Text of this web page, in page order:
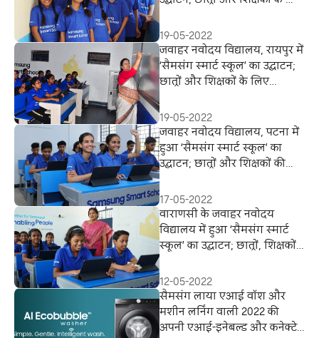
लर्निंग इकोसिस्टम
19-05-2022
जवाहर नवोदय विद्यालय, रायपुर में
‘सैमसंग स्मार्ट स्कूल’ का उद्घाटन;
छात्रों और शिक्षकों के लिए
मजबूती
19-05-2022
जवाहर नवोदय विद्यालय, पटना में
हुआ ‘सैमसंग स्मार्ट स्कूल’ का
उद्घाटन; छात्रों और शिक्षकों की
फोकस
17-05-2022
वाराणसी के जवाहर नवोदय
विद्यालय में हुआ ‘सैमसंग स्मार्ट
स्कूल’ का उद्घाटन; छात्रों, शिक्षकों
का अनुभव
12-05-2022
सैमसंग लाया एआई वॉश और
मशीन लर्निंग वाली 2022 की
अपनी एआई-इनेबल्ड और कनेक्टेड